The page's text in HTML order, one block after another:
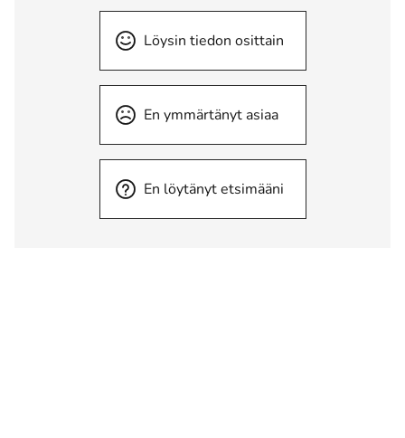
Löysin tiedon osittain
En ymmärtänyt asiaa
En löytänyt etsimääni